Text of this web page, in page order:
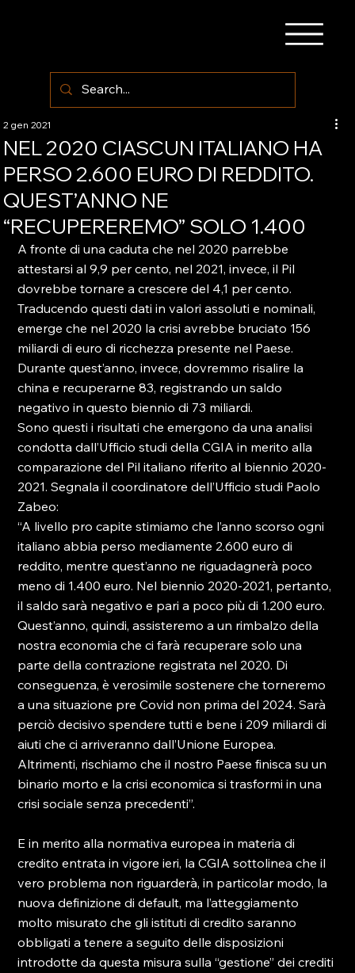
NEL 2020 CIASCUN ITALIANO HA
PERSO 2.600 EURO DI REDDITO.
QUEST’ANNO NE
“RECUPEREREMO” SOLO 1.400
2 gen 2021
A fronte di una caduta che nel 2020 parrebbe
attestarsi al 9,9 per cento, nel 2021, invece, il Pil
dovrebbe tornare a crescere del 4,1 per cento.
Traducendo questi dati in valori assoluti e nominali,
emerge che nel 2020 la crisi avrebbe bruciato 156
miliardi di euro di ricchezza presente nel Paese.
Durante quest’anno, invece, dovremmo risalire la
china e recuperarne 83, registrando un saldo
negativo in questo biennio di 73 miliardi.
Sono questi i risultati che emergono da una analisi
condotta dall’Ufficio studi della CGIA in merito alla
comparazione del Pil italiano riferito al biennio 2020-
2021. Segnala il coordinatore dell’Ufficio studi Paolo
Zabeo:
“A livello pro capite stimiamo che l’anno scorso ogni
italiano abbia perso mediamente 2.600 euro di
reddito, mentre quest’anno ne riguadagnerà poco
meno di 1.400 euro. Nel biennio 2020-2021, pertanto,
il saldo sarà negativo e pari a poco più di 1.200 euro.
Quest’anno, quindi, assisteremo a un rimbalzo della
nostra economia che ci farà recuperare solo una
parte della contrazione registrata nel 2020. Di
conseguenza, è verosimile sostenere che torneremo
a una situazione pre Covid non prima del 2024. Sarà
perciò decisivo spendere tutti e bene i 209 miliardi di
aiuti che ci arriveranno dall’Unione Europea.
Altrimenti, rischiamo che il nostro Paese finisca su un
binario morto e la crisi economica si trasformi in una
crisi sociale senza precedenti”.
E in merito alla normativa europea in materia di
credito entrata in vigore ieri, la CGIA sottolinea che il
vero problema non riguarderà, in particolar modo, la
nuova definizione di default, ma l’atteggiamento
molto misurato che gli istituti di credito saranno
obbligati a tenere a seguito delle disposizioni
introdotte da questa misura sulla “gestione” dei crediti